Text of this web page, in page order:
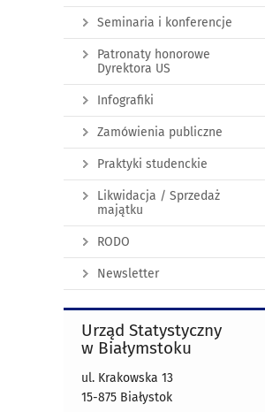
Seminaria i konferencje
Patronaty honorowe
Dyrektora US
Infografiki
Zamówienia publiczne
Praktyki studenckie
Likwidacja / Sprzedaż
majątku
RODO
Newsletter
Urząd Statystyczny
w Białymstoku
ul. Krakowska 13
15-875 Białystok